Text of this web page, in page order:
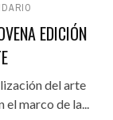
EDICIÓN
del arte
marco de la...